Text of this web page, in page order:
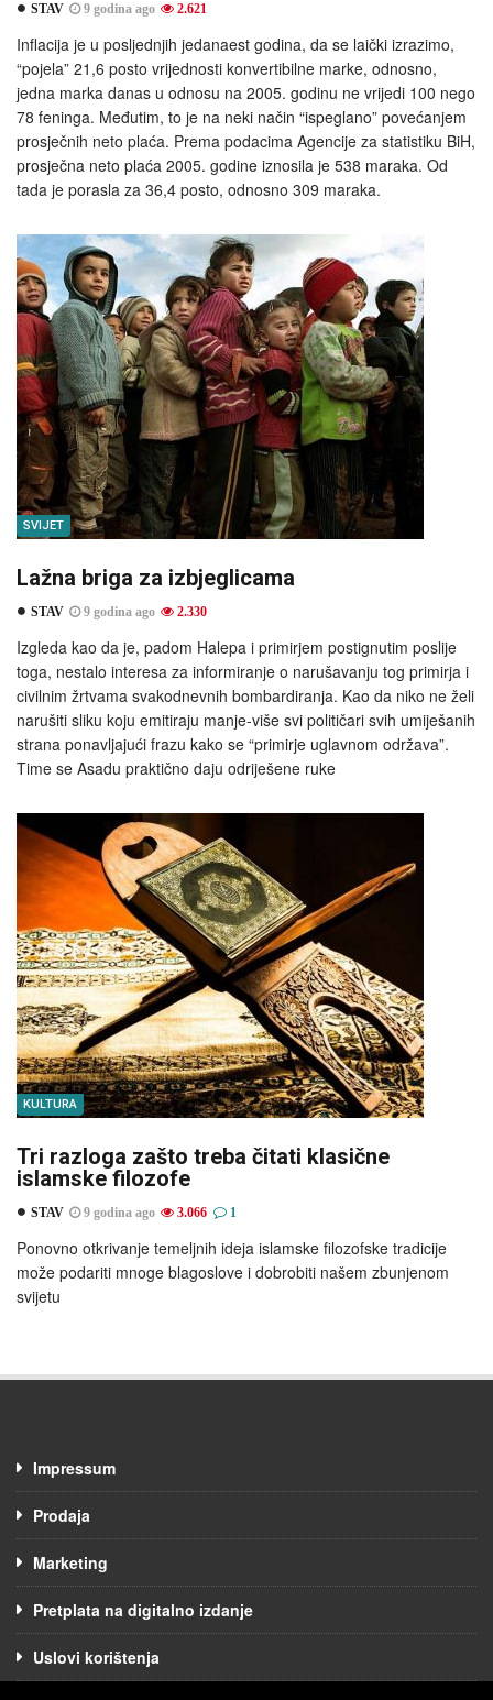
STAV 9 godina ago 2.621
Inflacija je u posljednjih jedanaest godina, da se laički izrazimo,
“pojela” 21,6 posto vrijednosti konvertibilne marke, odnosno,
jedna marka danas u odnosu na 2005. godinu ne vrijedi 100 nego
78 feninga. Međutim, to je na neki način “ispeglano” povećanjem
prosječnih neto plaća. Prema podacima Agencije za statistiku BiH,
prosječna neto plaća 2005. godine iznosila je 538 maraka. Od
tada je porasla za 36,4 posto, odnosno 309 maraka.
SVIJET
Lažna briga za izbjeglicama
STAV 9 godina ago 2.330
Izgleda kao da je, padom Halepa i primirjem postignutim poslije
toga, nestalo interesa za informiranje o narušavanju tog primirja i
civilnim žrtvama svakodnevnih bombardiranja. Kao da niko ne želi
narušiti sliku koju emitiraju manje-više svi političari svih umiješanih
strana ponavljajući frazu kako se “primirje uglavnom održava”.
Time se Asadu praktično daju odriješene ruke
KULTURA
Tri razloga zašto treba čitati klasične
islamske filozofe
STAV 9 godina ago 3.066 1
Ponovno otkrivanje temeljnih ideja islamske filozofske tradicije
može podariti mnoge blagoslove i dobrobiti našem zbunjenom
svijetu
Impressum
Prodaja
Marketing
Pretplata na digitalno izdanje
Uslovi korištenja